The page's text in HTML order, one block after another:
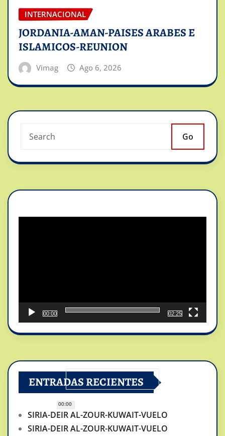
INTERNACIONAL
JORDANIA-AMAN-PAISES ARABES E
ISLAMICOS-REUNION
Vimag Ago 6, 2026
Go
00:00
00:00
02:25
ENTRADAS RECIENTES
SIRIA-DEIR AL-ZOUR-KUWAIT-VUELO
SIRIA-DEIR AL-ZOUR-KUWAIT-VUELO